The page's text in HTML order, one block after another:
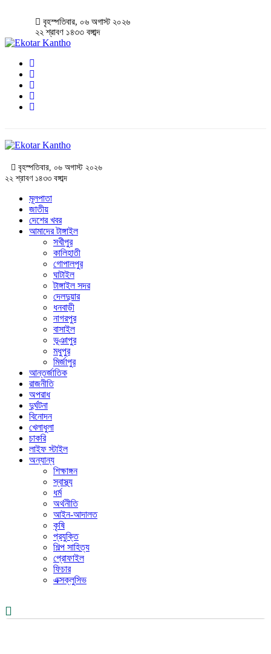
বৃহস্পতিবার, ০৬ অগাস্ট ২০২৬
২২ শ্রাবণ ১৪৩৩ বঙ্গাব্দ
বৃহস্পতিবার, ০৬ অগাস্ট ২০২৬
২২ শ্রাবণ ১৪৩৩ বঙ্গাব্দ
মূলপাতা
জাতীয়
দেশের খবর
আমাদের টাঙ্গাইল
সখীপুর
কালিহাতী
গোপালপুর
ঘাটাইল
টাঙ্গাইল সদর
দেলদুয়ার
ধনবাড়ী
নাগরপুর
বাসাইল
ভূঞাপুর
মধুপুর
মির্জাপুর
আন্তর্জাতিক
রাজনীতি
অপরাধ
দুর্ঘটনা
বিনোদন
খেলাধুলা
চাকরি
লাইফ স্টাইল
অন্যান্য
শিক্ষাঙ্গন
স্বাস্থ্য
ধর্ম
অর্থনীতি
আইন-আদালত
কৃষি
প্রযুক্তি
শিল্প সাহিত্য
প্রোফাইল
ফিচার
এক্সক্লুসিভ